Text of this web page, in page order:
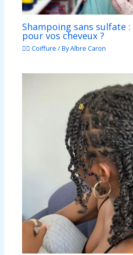
Shampoing sans sulfate
pour vos cheveux ?
💇‍♀️ Coiffure / ByAlbre Caron